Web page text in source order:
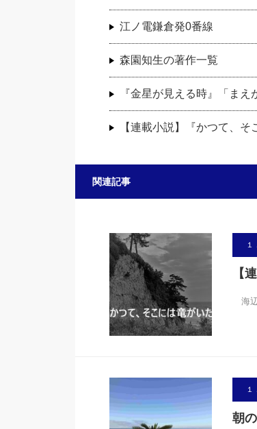
江ノ電鎌倉発0番線
森園知生の著作一覧
『金星が見える時』「まえ
【連載小説】『かつて、
関連記事
１
【
海
１
朝